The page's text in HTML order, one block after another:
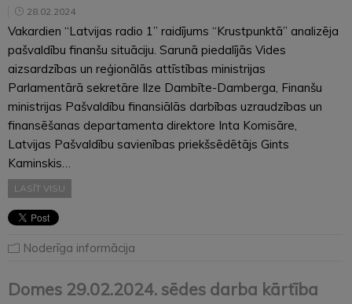
28.02.2024
Vakardien “Latvijas radio 1” raidījums “Krustpunktā” analizēja
pašvaldību finanšu situāciju. Sarunā piedalījās Vides
aizsardzības un reģionālās attīstības ministrijas
Parlamentārā sekretāre Ilze Dambīte-Damberga, Finanšu
ministrijas Pašvaldību finansiālās darbības uzraudzības un
finansēšanas departamenta direktore Inta Komisāre,
Latvijas Pašvaldību savienības priekšsēdētājs Gints
Kaminskis…
LASĪT VISU
Noderīga informācija
Domes 29.02.2024. sēdes darba kārtība